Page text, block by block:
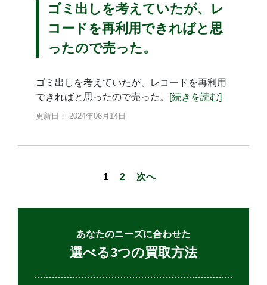
ゴミ出しを考えていたが、レ
コードを再利用できればと思
ったので売った。
ゴミ出しを考えていたが、レコードを再利用
できればと思ったので売った。
[続きを読む]
更新日： 2024年06月14日
1 2 次へ
あなたのニーズに合わせた
選べる3つの買取方法